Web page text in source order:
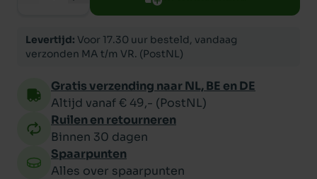
Levertijd: Voor 17.30 uur besteld, vandaag
verzonden MA t/m VR. (PostNL)
Gratis verzending naar NL, BE en DE
Altijd vanaf € 49,- (PostNL)
Ruilen en retourneren
Binnen 30 dagen
Spaarpunten
Alles over spaarpunten